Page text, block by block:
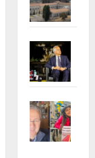
apre